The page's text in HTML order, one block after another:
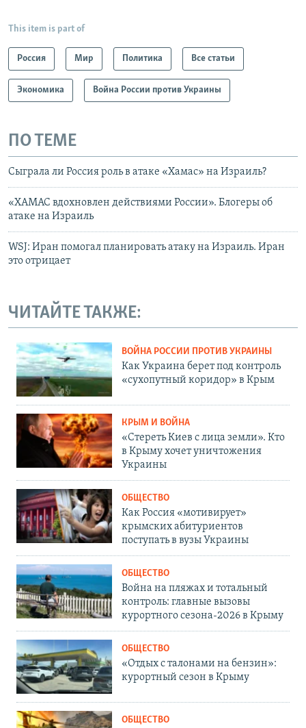
This item is part of
Россия Мир Политика Все статьи
Экономика Война России против Украины
ПО ТЕМЕ
Сыграла ли Россия роль в атаке «Хамас» на Израиль?
«ХАМАС вдохновлен действиями России». Блогеры об
атаке на Израиль
WSJ: Иран помогал планировать атаку на Израиль. Иран
это отрицает
ЧИТАЙТЕ ТАКЖЕ:
ВОЙНА РОССИИ ПРОТИВ УКРАИНЫ
Как Украина берет под контроль
«сухопутный коридор» в Крым
КРЫМ И ВОЙНА
«Стереть Киев с лица земли». Кто
в Крыму хочет уничтожения
Украины
ОБЩЕСТВО
Как Россия «мотивирует»
крымских абитуриентов
поступать в вузы Украины
ОБЩЕСТВО
Война на пляжах и тотальный
контроль: главные вызовы
курортного сезона-2026 в Крыму
ОБЩЕСТВО
«Отдых с талонами на бензин»:
курортный сезон в Крыму
ОБЩЕСТВО